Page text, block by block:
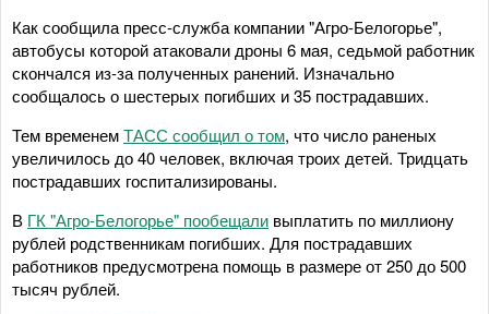
Как сообщила пресс-служба компании "Агро-Белогорье",
автобусы которой атаковали дроны 6 мая, седьмой работник
скончался из-за полученных ранений. Изначально
сообщалось о шестерых погибших и 35 пострадавших.
Тем временемТАСС сообщил о том, что число раненых
увеличилось до 40 человек, включая троих детей. Тридцать
пострадавших госпитализированы.
В ГК "Агро-Белогорье" пообещали выплатить по миллиону
рублей родственникам погибших. Для пострадавших
работников предусмотрена помощь в размере от 250 до 500
тысяч рублей.